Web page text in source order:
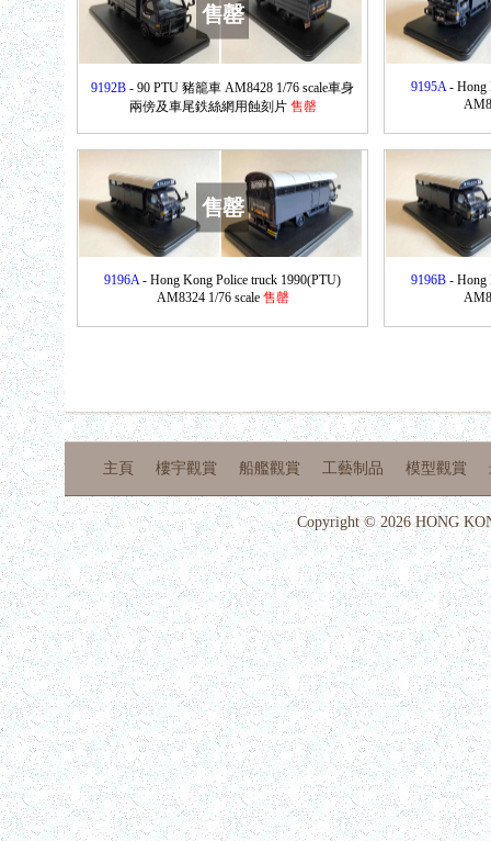
9192B - 90 PTU 豬籠車 AM8428 1/76 scale車身
兩傍及車尾鉄絲網用蝕刻片 售罄
售罄
9195A- Hong
9196A- Hong Kong Police truck 1990(PTU)
AM8324 1/76 scale 售罄
售罄
9196B - Hong
主頁 樓宇觀賞 船艦觀賞 工藝制品 模型觀賞
Copyright © 2026 HONG